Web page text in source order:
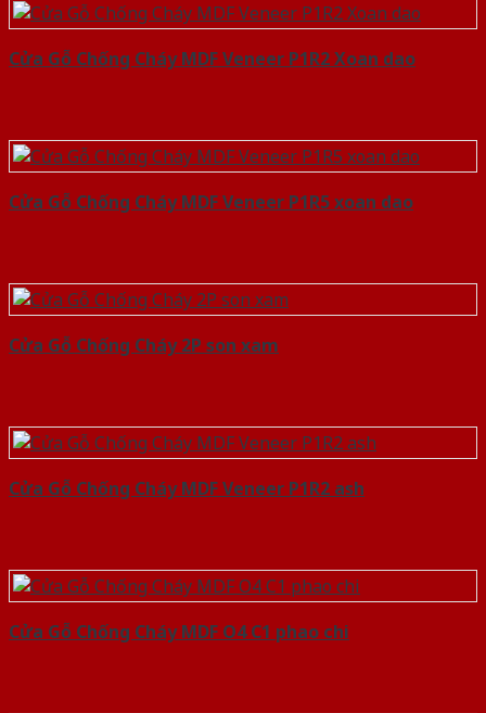
Cửa Gỗ Chống Cháy MDF Veneer P1R2 Xoan dao
Cửa Gỗ Chống Cháy MDF Veneer P1R5 xoan dao
Cửa Gỗ Chống Cháy 2P son xam
Cửa Gỗ Chống Cháy MDF Veneer P1R2 ash
Cửa Gỗ Chống Cháy MDF O4 C1 phao chi